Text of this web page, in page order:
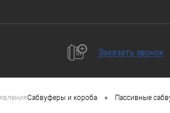
Заказать звонок
Сабвуферы и короба • Пассивные